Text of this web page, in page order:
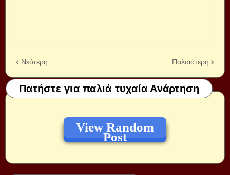
Νεότερη Παλαιότερη
Πατήστε για παλιά τυχαία Ανάρτηση
View Random
Post